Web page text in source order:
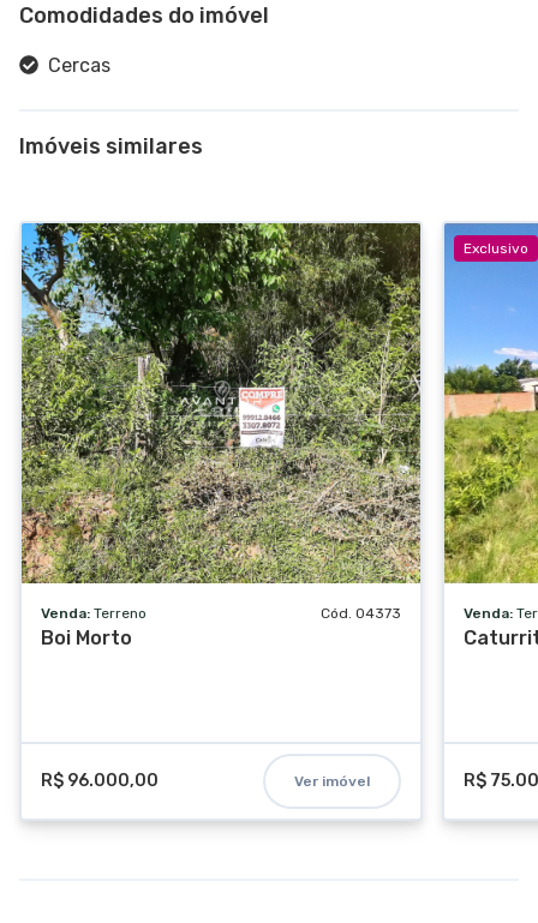
Comodidades do imóvel
Cercas
Imóveis similares
Venda: Terreno Cód. 04373
Boi Morto
R$ 96.000,00 Ver imóvel
Exclusivo
Venda:
R$